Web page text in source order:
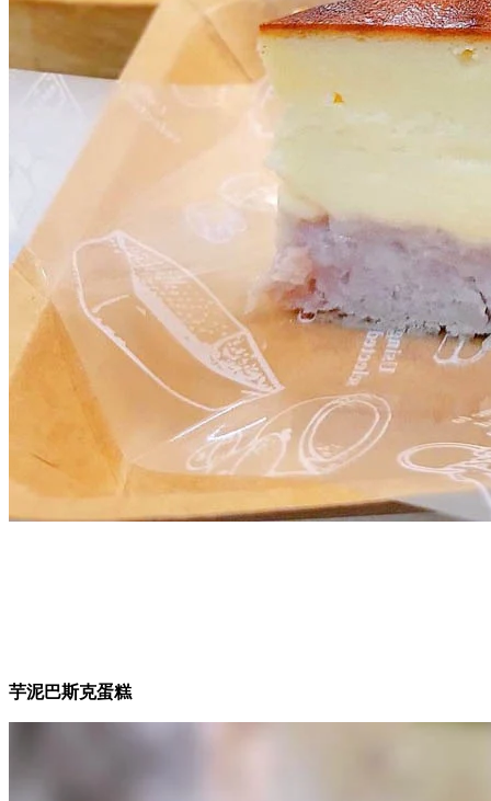
芋泥巴斯克蛋糕